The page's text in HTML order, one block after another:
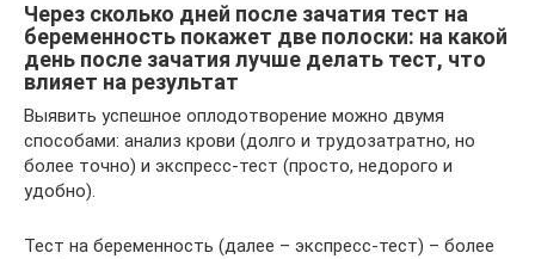
Через сколько дней после зачатия тест на
беременность покажет две полоски: на какой
день после зачатия лучше делать тест, что
влияет на результат
Выявить успешное оплодотворение можно двумя
способами: анализ крови (долго и трудозатратно, но
более точно) и экспресс-тест (просто, недорого и
удобно).
Тест на беременность (далее – экспресс-тест) – более